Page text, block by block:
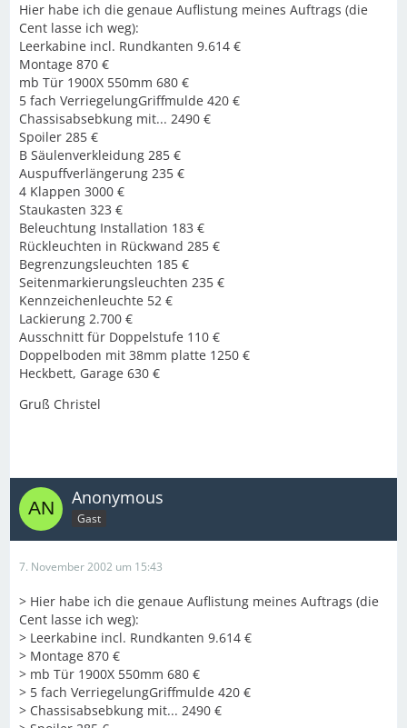
Hier habe ich die genaue Auflistung meines Auftrags (die
Cent lasse ich weg):
Leerkabine incl. Rundkanten 9.614 €
Montage 870 €
mb Tür 1900X 550mm 680 €
5 fach VerriegelungGriffmulde 420 €
Chassisabsebkung mit... 2490 €
Spoiler 285 €
B Säulenverkleidung 285 €
Auspuffverlängerung 235 €
4 Klappen 3000 €
Staukasten 323 €
Beleuchtung Installation 183 €
Rückleuchten in Rückwand 285 €
Begrenzungsleuchten 185 €
Seitenmarkierungsleuchten 235 €
Kennzeichenleuchte 52 €
Lackierung 2.700 €
Ausschnitt für Doppelstufe 110 €
Doppelboden mit 38mm platte 1250 €
Heckbett, Garage 630 €
Gruß Christel
Anonymous
Gast
7. November 2002 um 15:43
> Hier habe ich die genaue Auflistung meines Auftrags (die
Cent lasse ich weg):
> Leerkabine incl. Rundkanten 9.614 €
> Montage 870 €
> mb Tür 1900X 550mm 680 €
> 5 fach VerriegelungGriffmulde 420 €
> Chassisabsebkung mit... 2490 €